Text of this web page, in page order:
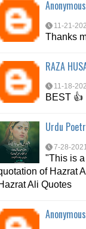
7-10-
6-6-2021
Anonymous
11-21-
Thanks
RAZA
11-18-
BEST 👍
Urdu
7-28-
"This is
of Hazrat
Ali Quotes
Anonymous